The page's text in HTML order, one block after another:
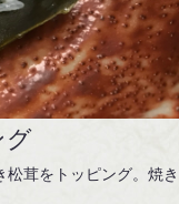
グ
松茸をトッピング。焼き